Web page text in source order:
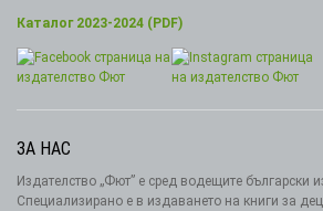
Каталог 2023-2024 (PDF)
ЗА НАС
Издателство „Фют” е сред водещите български
Специализирано е в издаването на книги за